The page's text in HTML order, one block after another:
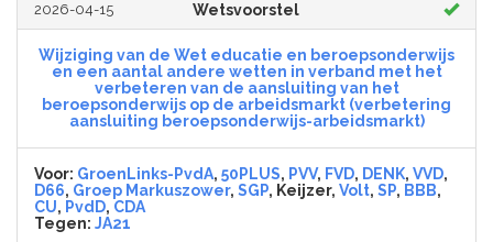
2026-04-15 Wetsvoorstel
Wijziging van de Wet educatie en beroepsonderwijs
en een aantal andere wetten in verband met het
verbeteren van de aansluiting van het
beroepsonderwijs op de arbeidsmarkt (verbetering
aansluiting beroepsonderwijs-arbeidsmarkt)
Voor: GroenLinks-PvdA, 50PLUS, PVV, FVD, DENK, VVD,
D66, Groep Markuszower, SGP, Keijzer, Volt, SP, BBB,
CU, PvdD, CDA
Tegen: JA21